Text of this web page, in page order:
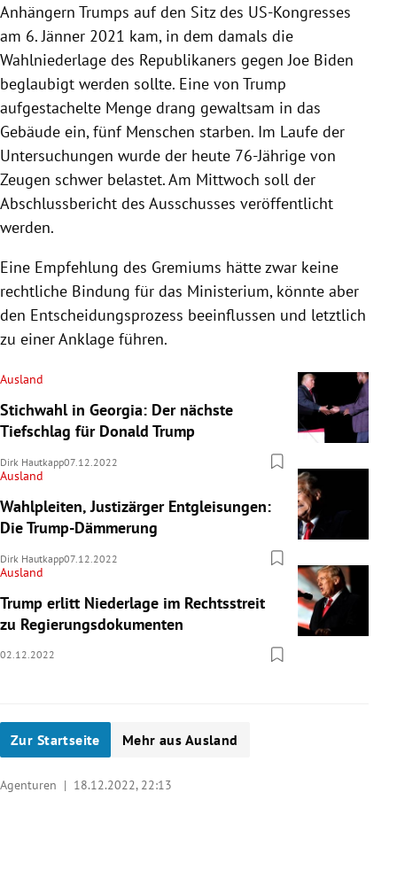
Anhängern Trumps auf den Sitz des US-Kongresses
am 6. Jänner 2021 kam, in dem damals die
Wahlniederlage des Republikaners gegen Joe Biden
beglaubigt werden sollte. Eine von Trump
aufgestachelte Menge drang gewaltsam in das
Gebäude ein, fünf Menschen starben. Im Laufe der
Untersuchungen wurde der heute 76-Jährige von
Zeugen schwer belastet. Am Mittwoch soll der
Abschlussbericht des Ausschusses veröffentlicht
werden.
Eine Empfehlung des Gremiums hätte zwar keine
rechtliche Bindung für das Ministerium, könnte aber
den Entscheidungsprozess beeinflussen und letztlich
zu einer Anklage führen.
Ausland
Stichwahl in Georgia: Der nächste
Tiefschlag für Donald Trump
Dirk Hautkapp07.12.2022
Ausland
Wahlpleiten, Justizärger Entgleisungen:
Die Trump-Dämmerung
Dirk Hautkapp07.12.2022
Ausland
Trump erlitt Niederlage im Rechtsstreit
zu Regierungsdokumenten
02.12.2022
Zur Startseite Mehr aus Ausland
Agenturen | 18.12.2022, 22:13